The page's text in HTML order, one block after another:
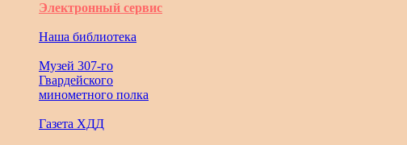
Электронный сервис
Наша библиотека
Музей 307-го
Гвардейского
минометного полка
Газета ХДД